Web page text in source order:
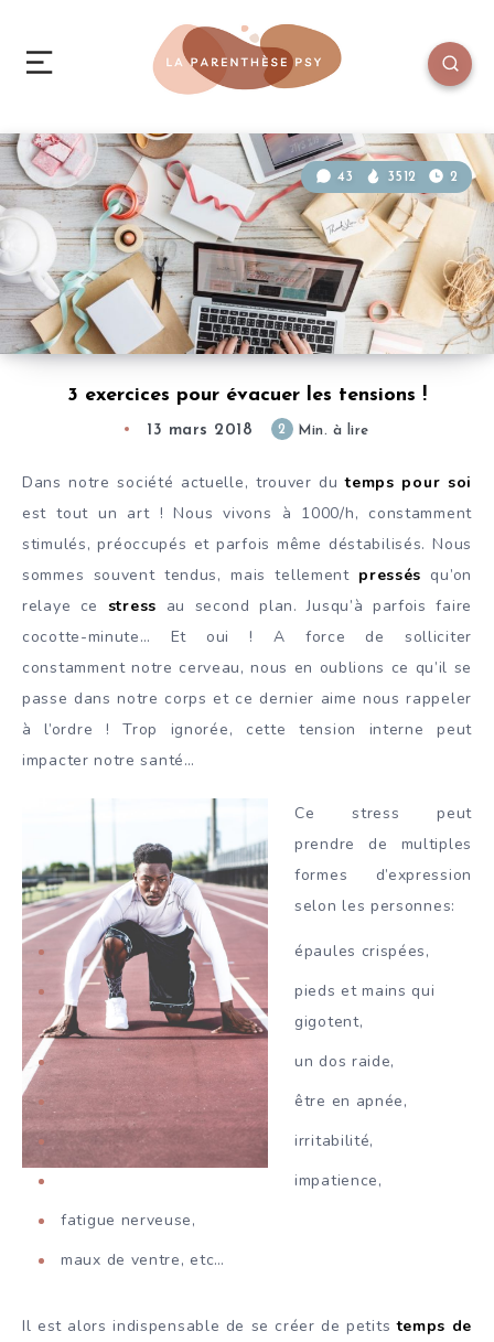
3 exercices pour évacuer les tensions !
43 3512 2
13 mars 2018 2 Min. à lire
Dans notre société actuelle, trouver dutemps pour soi
est tout un art ! Nous vivons à 1000/h, constamment
stimulés, préoccupés et parfois même déstabilisés. Nous
sommes souvent tendus, mais tellement pressés qu’on
relaye ce stress au second plan. Jusqu’à parfois faire
cocotte-minute… Et oui ! A force de solliciter
constamment notre cerveau, nous en oublions ce qu’il se
passe dans notre corps et ce dernier aime nous rappeler
à l’ordre ! Trop ignorée, cette tension interne peut
impacter notre santé…
Ce stress peut
prendre de multiples
formes d’expression
selon les personnes:
épaules crispées,
pieds et mains qui
gigotent,
un dos raide,
être en apnée,
irritabilité,
impatience,
fatigue nerveuse,
maux de ventre, etc…
Il est alors indispensable de se créer de petitstemps de